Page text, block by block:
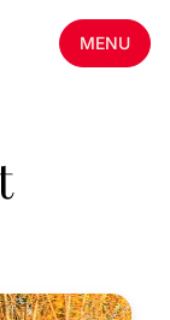
MENU